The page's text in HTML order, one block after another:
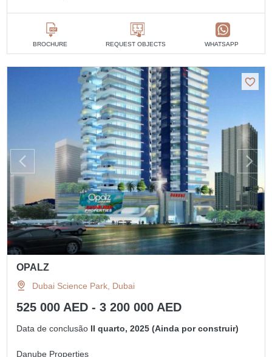
BROCHURE REQUEST OBJECTS WHATSAPP
OPALZ
Dubai Science Park, Dubai
525 000 AED - 3 200 000 AED
Data de conclusão II quarto, 2025 (Ainda por construir)
Danube Properties